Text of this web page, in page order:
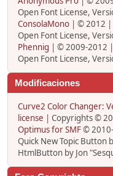
Open Font License,
ConsolaMono | © 2012 |
Open Font License,
Phennig | © 2009-2012
Open Font License,
Modificaciones
Curve2 Color Changer:
license | Copyrights ©
Optimus for SMF©
Quick New Topic Button
HtmlButton by Jon